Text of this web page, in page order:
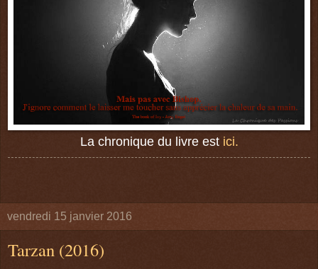
La chronique du livre est ici.
vendredi 15 janvier 2016
Tarzan (2016)